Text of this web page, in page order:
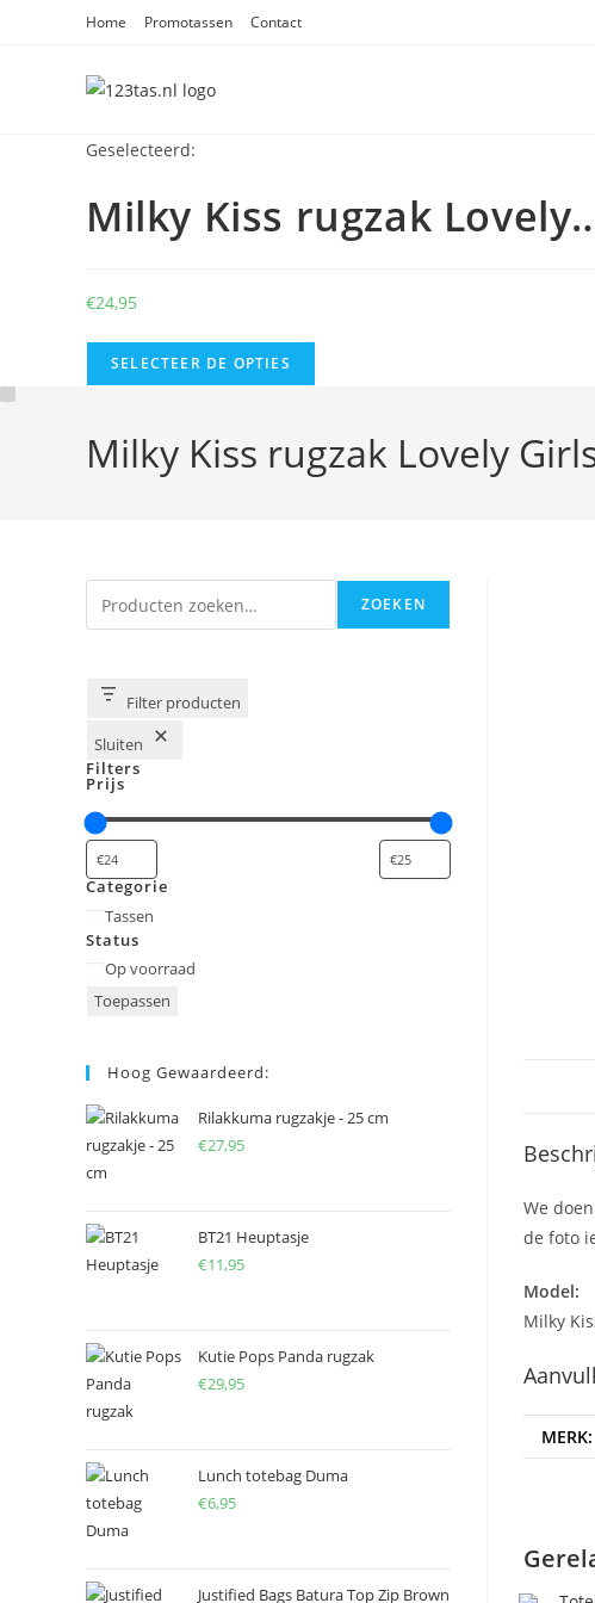
Home Promotassen Contact
Geselecteerd:
Milky Kiss rugzak
€24,95
SELECTEER DE OPTIES
Milky Kiss rugzak Lovely
We
de foto
Model:
Milky
MERK:
Zoeken ZOEKEN
Filter producten
Sluiten
Filters
Prijs
Categorie
Categorie
Tassen
Status
Status
Op voorraad
Toepassen
Hoog Gewaardeerd:
Rilakkuma rugzakje - 25 cm
€27,95
BT21 Heuptasje
€11,95
Kutie Pops Panda rugzak
€29,95
Lunch totebag Duma
€6,95
Justified Bags Batura Top Zip Brown